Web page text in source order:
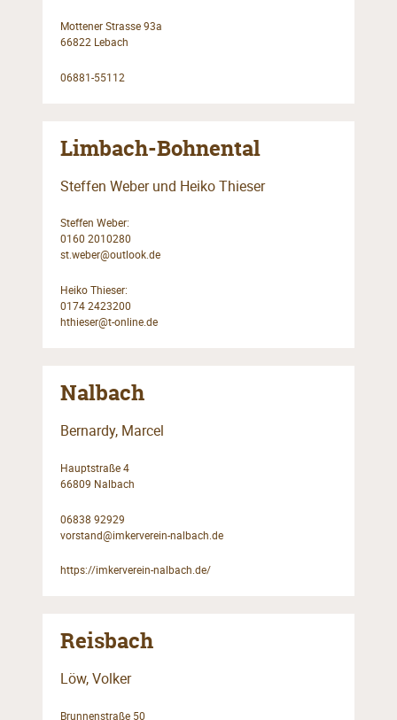
Mottener Strasse 93a
66822 Lebach
06881-55112
Limbach-Bohnental
Steffen Weber und Heiko Thieser
Steffen Weber:
0160 2010280
st.weber@outlook.de
Heiko Thieser:
0174 2423200
hthieser@t-online.de
Nalbach
Bernardy, Marcel
Hauptstraße 4
66809 Nalbach
06838 92929
vorstand@imkerverein-nalbach.de
https://imkerverein-nalbach.de/
Reisbach
Löw, Volker
Brunnenstraße 50